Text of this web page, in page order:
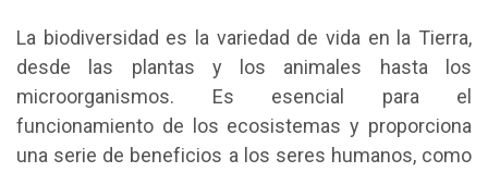
La biodiversidad es la variedad de vida en la Tierra,
desde las plantas y los animales hasta los
microorganismos. Es esencial para el
funcionamiento de los ecosistemas y proporciona
una serie de beneficios a los seres humanos, como